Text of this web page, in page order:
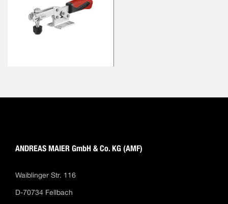
ANDREAS MAIER GmbH & Co. KG (AMF)
Waiblinger Str. 116
D-70734 Fellbach